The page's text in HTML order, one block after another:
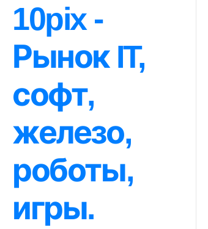
Перейти
содержимому
10pix -
Рынок IT,
софт,
железо,
роботы,
игры.